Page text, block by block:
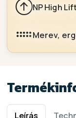
NP High
Merev,
Leírás